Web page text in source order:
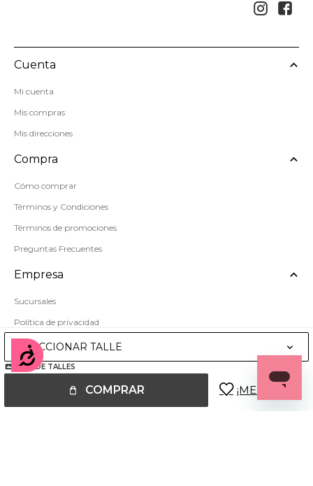
Accesibilidad
SELECCIONAR TALLE
GUÍA DE TALLES
COMPRAR
 
Cuenta
Mi cuenta
Mis compras
Mis direcciones
Compra
Cómo comprar
Términos y Condiciones
Términos de promociones
Preguntas Frecuentes
Empresa
Sucursales
Política de privacidad
Mapa del sitio